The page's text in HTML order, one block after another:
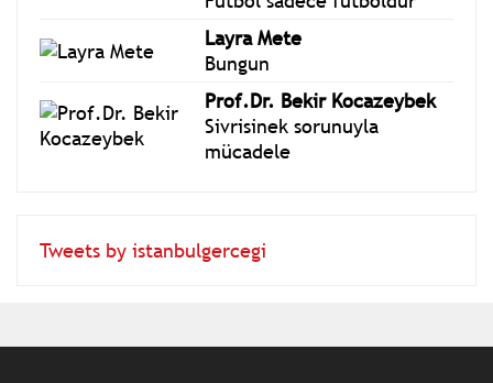
Atay Sözer
Futbol sadece futboldur
Layra Mete
Bungun
Prof.Dr. Bekir Kocazeybek
Sivrisinek sorunuyla